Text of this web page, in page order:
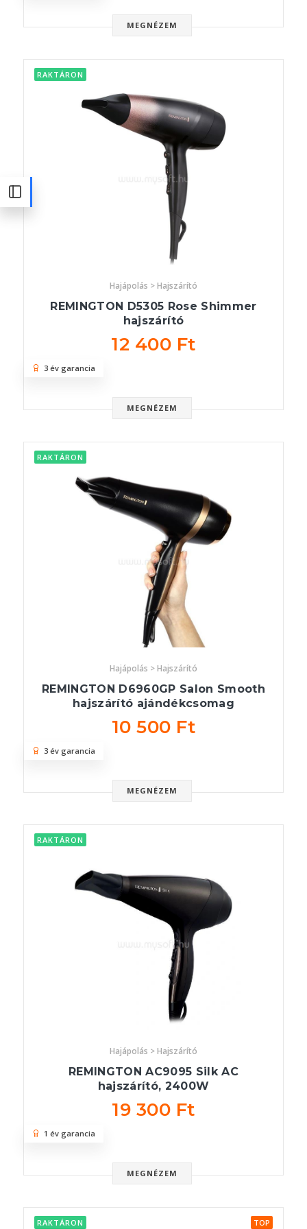
MEGNÉZEM
RAKTÁRON
Hajápolás > Hajszárító
REMINGTON D5305 Rose Shimmer
hajszárító
12 400 Ft
MEGNÉZEM
3 év garancia
RAKTÁRON
Hajápolás > Hajszárító
REMINGTON D6960GP Salon Smooth
hajszárító ajándékcsomag
10 500 Ft
MEGNÉZEM
3 év garancia
RAKTÁRON
Hajápolás > Hajszárító
REMINGTON AC9095 Silk AC
hajszárító, 2400W
19 300 Ft
MEGNÉZEM
1 év garancia
RAKTÁRON TOP